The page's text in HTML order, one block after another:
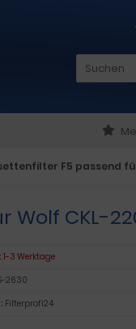
F5 passend
Wolf CKL-
1-3 Werktage
2630
Filterprofi24